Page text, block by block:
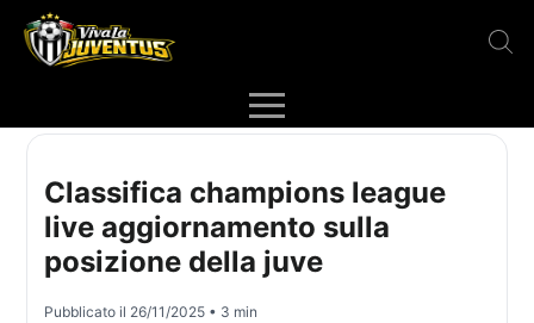
Classifica champions league
live aggiornamento sulla
posizione della juve
Pubblicato il 26/11/2025 • 3 min